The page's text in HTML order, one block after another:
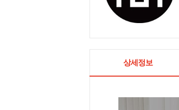
상세정보